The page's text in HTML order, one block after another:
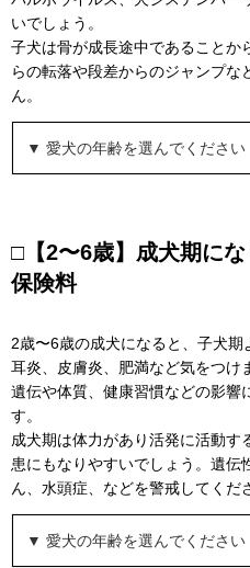
いでしょう。
子犬は骨が成長途中であることか
らの転落や段差からのジャンプ
ん。
▼ 愛犬の年齢を選んでください
□【2〜6歳】成犬期に
保険料
2歳〜6歳の成犬になると、子犬
耳炎、皮膚炎、肥満など気をつけ
遺伝や体質、健康習慣などの影響
す。
成犬期は体力があり活発に活動す
患にもなりやすいでしょう。遺伝
ん、水頭症、などを警戒してくだ
▼ 愛犬の年齢を選んでください